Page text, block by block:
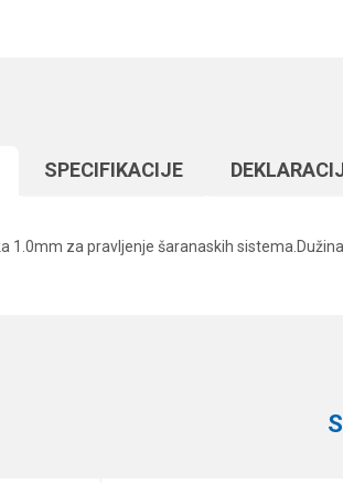
SPECIFIKACIJЕ
1.0mm za pravljenje šaranaskih